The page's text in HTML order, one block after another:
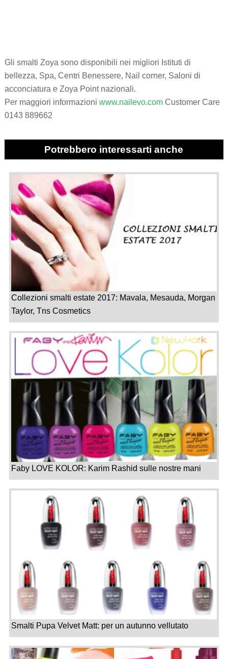
Gli smalti Zoya sono disponibili nei migliori Istituti di
bellezza, Spa, Centri Benessere, Nail corner, Saloni di
acconciatura e Zoya Point nazionali.
Per maggiori informazioni www.nailevo.comCustomer Care
0143 889662
Potrebbero interessarti anche
Collezioni smalti estate 2017: Mavala, Mesauda, Morgan
Taylor, Tns Cosmetics
Faby LOVE KOLOR: Karim Rashid sulle nostre mani
Smalti Pupa Velvet Matt: per un autunno vellutato